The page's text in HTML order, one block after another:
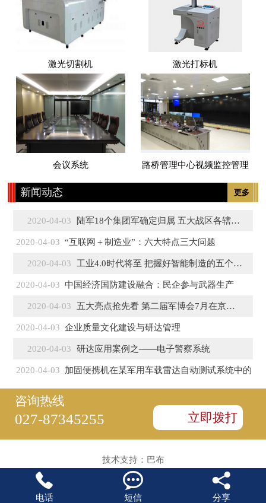
激光切割机 激光打标机
会议系统 路桥管理中心视频监控管理
更多
新闻动态
2020-04-03 陆军18个集团军确定归属 五大战区各辖3至5个
2020-04-03 “互联网＋制造业”：六大特点三大问题
2020-04-03 工业4.0时代将至 把握好智能制造的五个特征
2020-04-03 中国经济国防建设融合：民企参与武器生产
2020-04-03 五大亮点抢先看 第二届军博会7月在京盛大开幕
2020-04-03 企业质量文化建设与研达管理
2020-04-03 研达应用案例之——电子警察系统
2020-04-03 加固便携机在某军用车载雷达自动测试系统中的
咨询热线
027-87345255 立即拨打
技术支持： 巴布

电话

短信

分享